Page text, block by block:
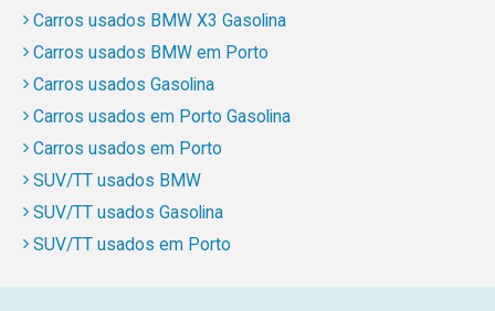
Carros usados BMW X3 Gasolina
Carros usados BMW em Porto
Carros usados Gasolina
Carros usados em Porto Gasolina
Carros usados em Porto
SUV/TT usados BMW
SUV/TT usados Gasolina
SUV/TT usados em Porto